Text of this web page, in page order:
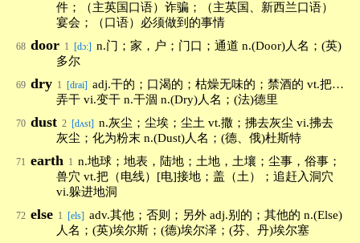
件；（主英国口语）诈骗；（主英国、新西兰口语）
宴会；（口语）必须做到的事情
68 door 1 [dɔ:] n.门；家，户；门口；通道 n.(Door)人名；(英)
多尔
69 dry 1 [drai] adj.干的；口渴的；枯燥无味的；禁酒的 vt.把…
弄干 vi.变干 n.干涸 n.(Dry)人名；(法)德里
70 dust 2 [dʌst] n.灰尘；尘埃；尘土 vt.撒；拂去灰尘 vi.拂去
灰尘；化为粉末 n.(Dust)人名；(德、俄)杜斯特
71 earth 1 n.地球；地表，陆地；土地，土壤；尘事，俗事；
兽穴 vt.把（电线）[电]接地；盖（土）；追赶入洞穴
vi.躲进地洞
72 else 1 [els] adv.其他；否则；另外 adj.别的；其他的 n.(Else)
人名；(英)埃尔斯；(德)埃尔泽；(芬、丹)埃尔塞